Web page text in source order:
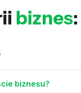
biznes:
biznesu?